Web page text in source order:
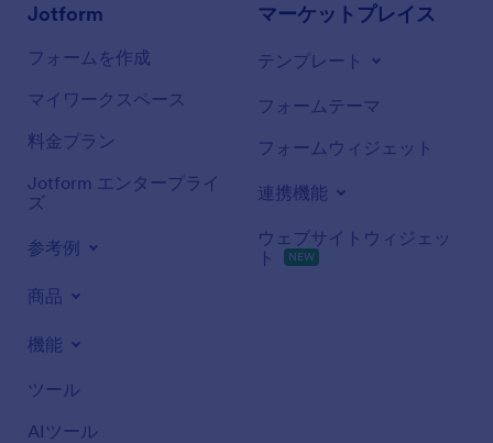
Jotform
フォームを作成
マイワークスペース
料金プラン
Jotform エンタープライ
ズ
参考例
商品
機能
ツール
AIツール
マーケットプレイス
テンプレート
フォームテーマ
フォームウィジェット
連携機能
ウェブサイトウィジェッ
ト
NEW